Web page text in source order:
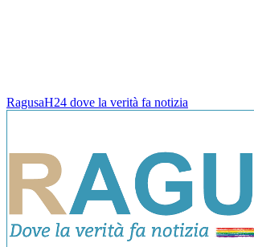
RagusaH24 dove la verità fa notizia